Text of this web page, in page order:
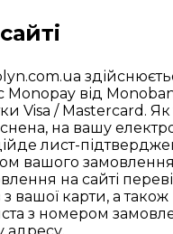
Monopay від
Visa / Mastercard. Як
на вашу
лист-
вашого
на сайті
вашої карти, а також
з номером